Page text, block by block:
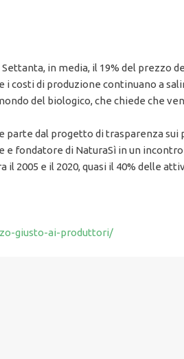
in media, il 19% del prezzo
i costi di produzione continuano a
del biologico, che chiede che
dal progetto di trasparenza sui
fondatore di NaturaSì in un
2005 e il 2020, quasi il 40% delle
giusto-ai-produttori/